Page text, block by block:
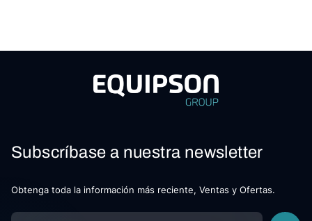
Subscríbase a nuestra newsletter
Obtenga toda la información más reciente, Ventas y Ofertas.